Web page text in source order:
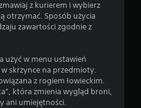
z kurierem i wybierz
otrzymać. Sposób użycia
zawartości zgodnie z
użyć w menu ustawień
skrzynce na przedmioty.
z rogiem łowieckim.
która zmienia wygląd broni,
ani umiejętności.